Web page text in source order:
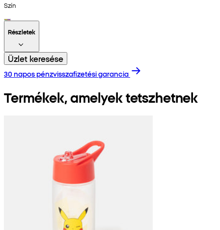
Szín
Részletek
Üzlet keresése
30 napos pénzvisszafizetési garancia
Termékek, amelyek tetszhetnek